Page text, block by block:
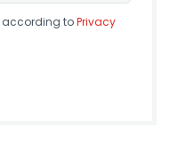
according toPrivacy